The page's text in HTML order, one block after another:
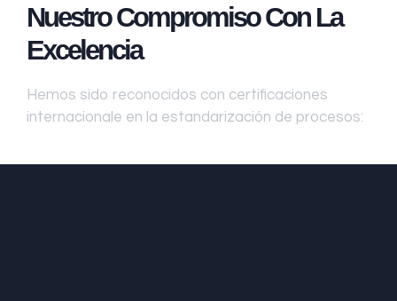
Nuestro Compromiso Con La
Excelencia
Hemos sido reconocidos con certificaciones
internacionale en la estandarización de procesos: